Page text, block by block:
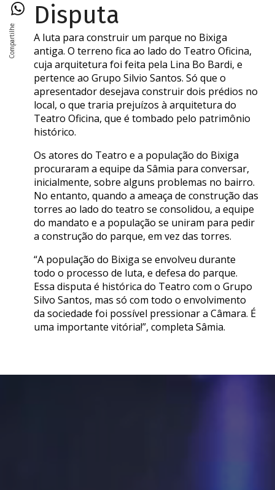
Disputa
A luta para construir um parque no Bixiga
antiga. O terreno fica ao lado do Teatro Oficina,
cuja arquitetura foi feita pela Lina Bo Bardi, e
pertence ao Grupo Silvio Santos. Só que o
apresentador desejava construir dois prédios no
local, o que traria prejuízos à arquitetura do
Teatro Oficina, que é tombado pelo patrimônio
histórico.
Os atores do Teatro e a população do Bixiga
procuraram a equipe da Sâmia para conversar,
inicialmente, sobre alguns problemas no bairro.
No entanto, quando a ameaça de construção das
torres ao lado do teatro se consolidou, a equipe
do mandato e a população se uniram para pedir
a construção do parque, em vez das torres.
“A população do Bixiga se envolveu durante
todo o processo de luta, e defesa do parque.
Essa disputa é histórica do Teatro com o Grupo
Silvo Santos, mas só com todo o envolvimento
da sociedade foi possível pressionar a Câmara. É
uma importante vitória!”, completa Sâmia.